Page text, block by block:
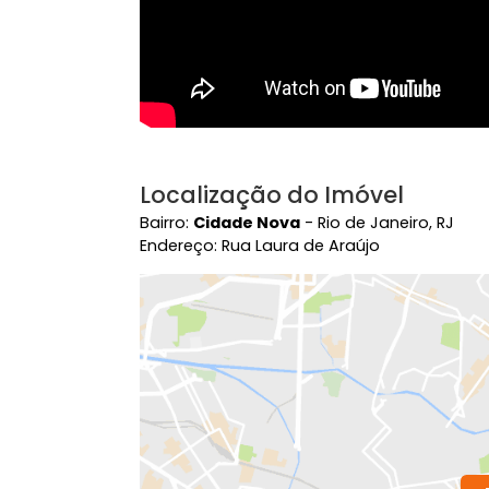
Localização do Imóvel
Bairro:Cidade Nova - Rio de Janeiro,
Endereço: Rua Laura de Araújo